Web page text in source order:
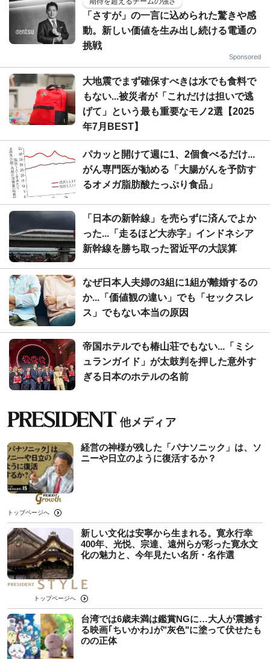
「さすが」の一言に込められた驚きや感
動。新しい価値を生み出し続ける電通の
挑戦
Sponsored
大地震でまず確保すべきは水でも食料で
もない...被災者が「これだけは担いで逃
げて」という最も重要なモノ2選【2025
年7月BEST】
パカッと開けて週に1、2個食べるだけ...
がん専門医が勧める「大腸がんを予防す
るオメガ脂肪酸たっぷり食品」
「日本の新幹線」を売らずに済んでよか
った...「走るほど大赤字」インドネシア
新幹線を勝ち取った習近平の大誤算
なぜ日本人夫婦の3組に1組が離婚するの
か...「価値観の違い」でも「セックスレ
ス」でもない本当の原因
帝国ホテルでも椿山荘でもない...「ミシ
ュランガイド」が太鼓判を押した意外す
ぎる日本のホテルの名前
経営の神様が残した「パナソニック」は、ソ
ニーや日立のように復活するか？
トップページへ
新しい文化は安寧から生まれる。寛永行幸
400年、光悦、宗達、遠州らが彩った寛永文
化の魅力と、今年見たい名所・名作選
トップページへ
台湾では6歳未満は鑑賞NGに…大人が震撼す
る映画｢ちいかわ｣が"灰色"に塗って伏せたも
のの正体